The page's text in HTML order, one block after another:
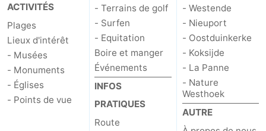
ACTIVITÉS
Plages
Lieux d'intérêt
- Musées
- Monuments
- Églises
- Points de vue
- Terrains de golf
- Surfen
- Equitation
Boire et manger
Événements
INFOS
PRATIQUES
Route
- Westende
- Nieuport
- Oostduinkerke
- Koksijde
- La Panne
- Nature
Westhoek
AUTRE